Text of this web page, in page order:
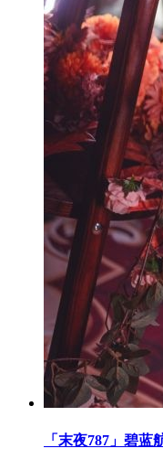
「末夜787」碧蓝